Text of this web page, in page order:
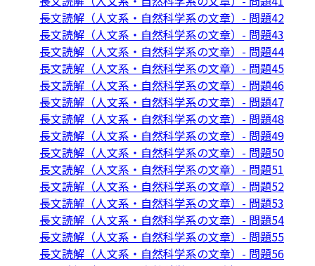
長文読解（人文系・自然科学系の文章）- 問題42
長文読解（人文系・自然科学系の文章）- 問題43
長文読解（人文系・自然科学系の文章）- 問題44
長文読解（人文系・自然科学系の文章）- 問題45
長文読解（人文系・自然科学系の文章）- 問題46
長文読解（人文系・自然科学系の文章）- 問題47
長文読解（人文系・自然科学系の文章）- 問題48
長文読解（人文系・自然科学系の文章）- 問題49
長文読解（人文系・自然科学系の文章）- 問題50
長文読解（人文系・自然科学系の文章）- 問題51
長文読解（人文系・自然科学系の文章）- 問題52
長文読解（人文系・自然科学系の文章）- 問題53
長文読解（人文系・自然科学系の文章）- 問題54
長文読解（人文系・自然科学系の文章）- 問題55
長文読解（人文系・自然科学系の文章）- 問題56